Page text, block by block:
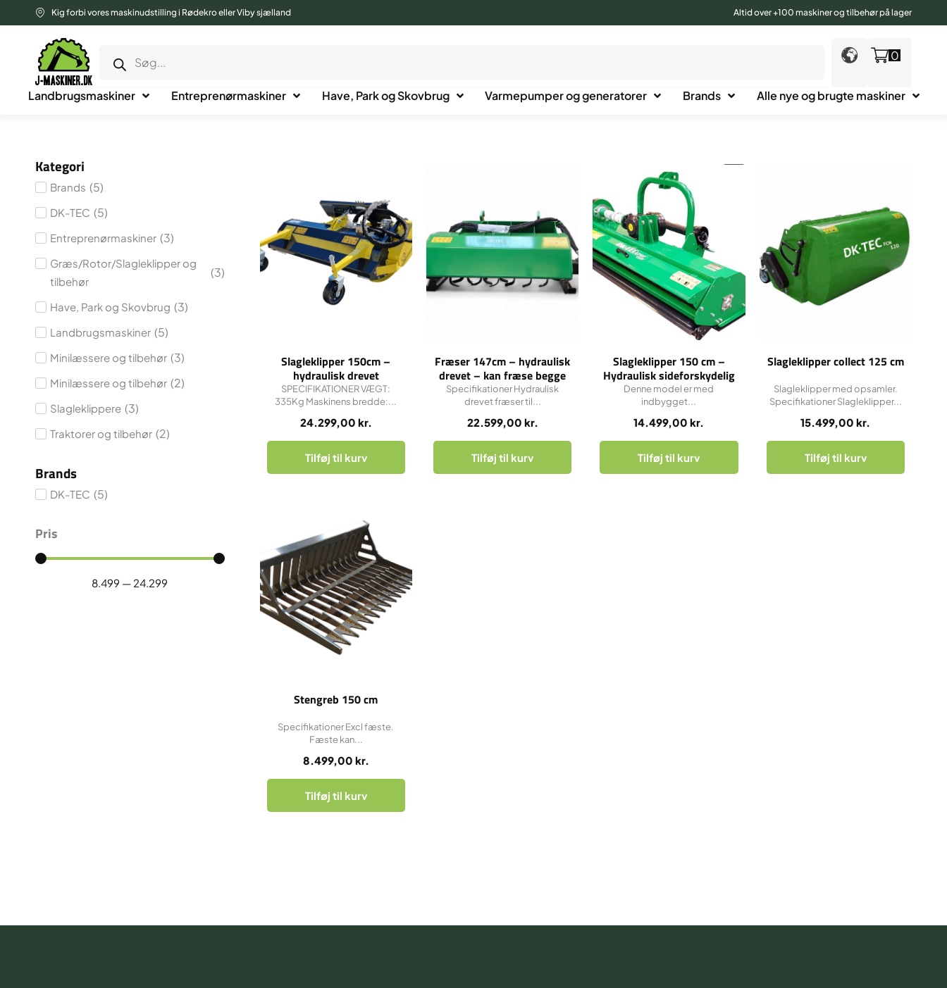
til
indholdet
Kig forbi vores maskinudstilling i Rødekro eller Viby sjælland Altid over +100 maskiner og tilbehør på lager
0
Landbrugsmaskiner Entreprenørmaskiner Have, Park og Skovbrug Varmepumper og generatorer Brands Alle nye og brugte maskiner
Kategori
Brands (5)
DK-TEC (5)
Entreprenørmaskiner (3)
Græs/Rotor/Slagleklipper og
tilbehør
(3)
Have, Park og Skovbrug (3)
Landbrugsmaskiner (5)
Minilæssere og tilbehør (3)
Minilæssere og tilbehør (2)
Slagleklippere (3)
Traktorer og tilbehør (2)
Brands
DK-TEC (5)
Pris
8.499 — 24.299
Slagleklipper 150cm –
hydraulisk drevet
24.299,00 kr.
SPECIFIKATIONER VÆGT:
335Kg Maskinens bredde:...
Tilføj til kurv
Fræser 147cm – hydraulisk
drevet – kan fræse begge
kørselsretninger.
22.599,00 kr.
Specifikationer Hydraulisk
drevet fræser til...
Tilføj til kurv
Slagleklipper 150 cm –
Hydraulisk sideforskydelig
14.499,00kr.
Denne model er med
indbygget...
Tilføj til kurv
Slagleklipper collect 125 cm
15.499,00kr.
Slagleklipper med opsamler.
Specifikationer Slagleklipper...
Tilføj til kurv
Stengreb 150 cm
8.499,00 kr.
Specifikationer Excl fæste.
Fæste kan...
Tilføj til kurv